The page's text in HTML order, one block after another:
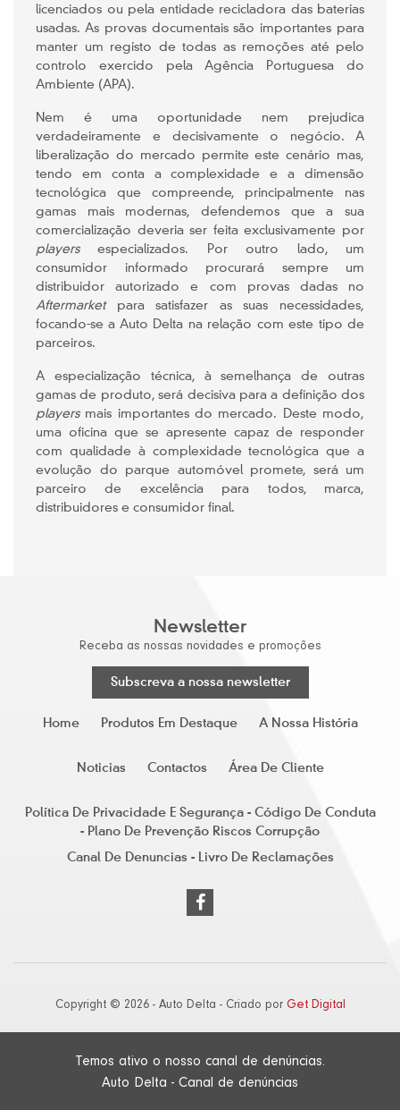
licenciados ou pela entidade recicladora das baterias
usadas. As provas documentais são importantes para
manter um registo de todas as remoções até pelo
controlo exercido pela Agência Portuguesa do
Ambiente (APA).
Nem é uma oportunidade nem prejudica
verdadeiramente e decisivamente o negócio. A
liberalização do mercado permite este cenário mas,
tendo em conta a complexidade e a dimensão
tecnológica que compreende, principalmente nas
gamas mais modernas, defendemos que a sua
comercialização deveria ser feita exclusivamente por
playersespecializados. Por outro lado, um
consumidor informado procurará sempre um
distribuidor autorizado e com provas dadas no
Aftermarketpara satisfazer as suas necessidades,
focando-se a Auto Delta na relação com este tipo de
parceiros.
A especialização técnica, à semelhança de outras
gamas de produto, será decisiva para a definição dos
playersmais importantes do mercado. Deste modo,
uma oficina que se apresente capaz de responder
com qualidade à complexidade tecnológica que a
evolução do parque automóvel promete, será um
parceiro de excelência para todos, marca,
distribuidores e consumidor final.
Newsletter
Receba as nossas novidades e promoções
Subscreva a nossa newsletter
Home Produtos Em Destaque A Nossa História
Noticias Contactos Área De Cliente
Política De Privacidade E Segurança - Código De Conduta
- Plano De Prevenção Riscos Corrupção
Canal De Denuncias - Livro De Reclamações
Copyright © 2026 - Auto Delta - Criado por Get Digital
Temos ativo o nosso canal de denúncias.
Auto Delta - Canal de denúncias